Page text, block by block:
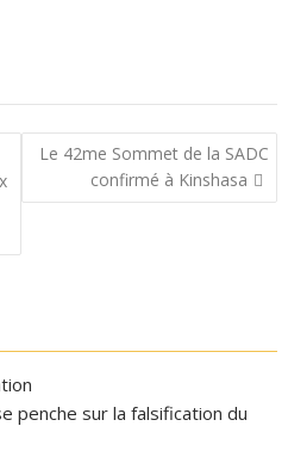
Le 42me Sommet de la SADC
confirmé à Kinshasa
penche sur la falsification du